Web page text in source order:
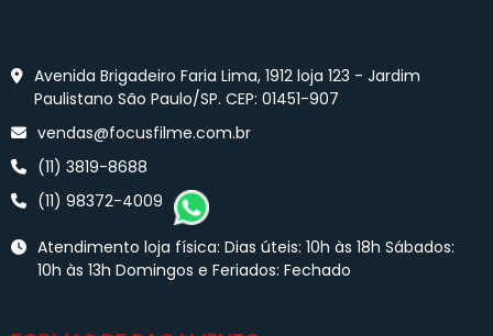
Avenida Brigadeiro Faria Lima, 1912 loja 123 - Jardim
Paulistano São Paulo/SP. CEP: 01451-907
vendas@focusfilme.com.br
(11) 3819-8688
(11) 98372-4009
Atendimento loja física: Dias úteis: 10h às 18h Sábados:
10h às 13h Domingos e Feriados: Fechado